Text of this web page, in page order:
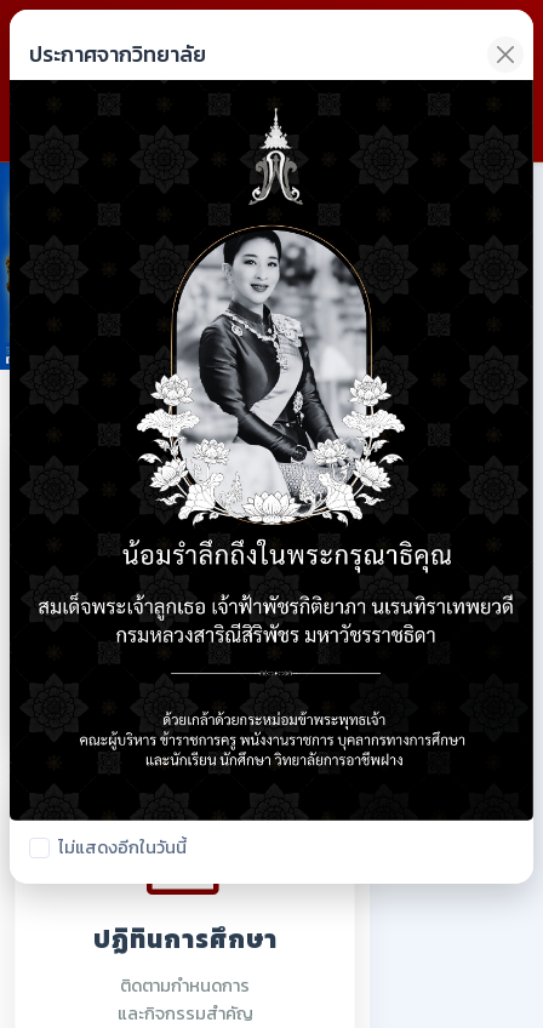
วิทยาลัยการอาชีพฝาง
Fang Industrial and Community Education College
Next
ใบรายชื่อนักเรียน
ตรวจสอบรายชื่อนักศึกษา
ปีการศึกษา 2569
ปฏิทินการศึกษา
ติดตามกำหนดการ
และกิจกรรมสำคัญ
ประกาศจากวิทยาลัย
ไม่แสดงอีกในวันนี้